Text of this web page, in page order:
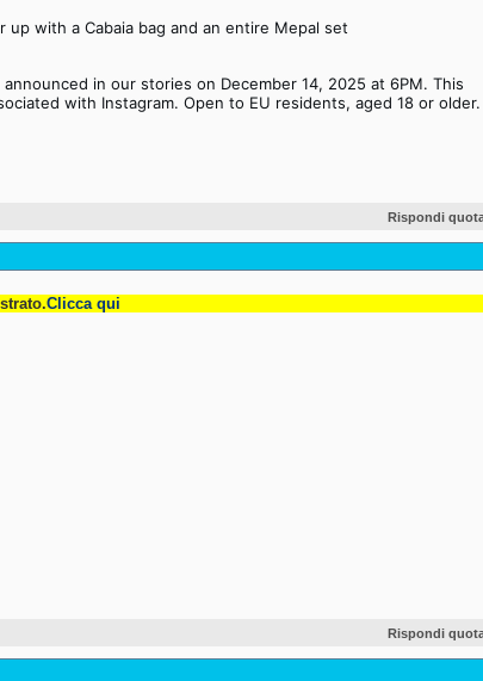
with a Cabaia bag and an entire Mepal set
in our stories on December 14, 2025 at 6PM. This
with Instagram. Open to EU residents, aged 18 or older.
Rispondi
Clicca qui
Rispondi